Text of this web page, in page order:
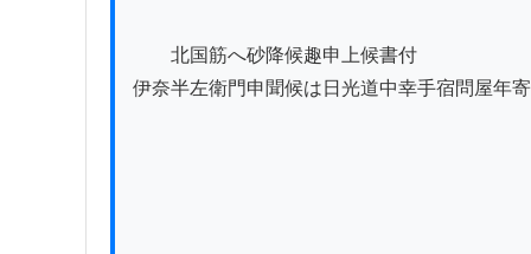
北国筋へ砂降候趣申上候書付
伊奈半左衛門申聞候は日光道中幸手宿問屋年